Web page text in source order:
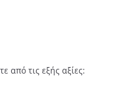
από τις εξής αξίες: